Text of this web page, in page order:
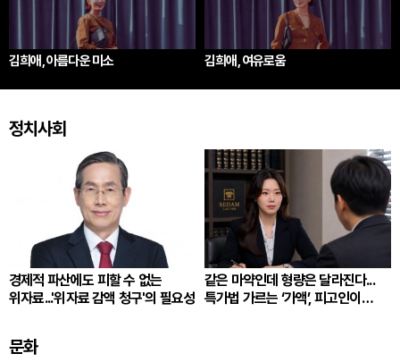
김희애, 아름다운 미소 김희애, 여유로움
정치사회
경제적 파산에도 피할 수 없는
위자료...'위자료 감액 청구'의 필요성
같은 마약인데 형량은 달라진다...
특가법 가르는 ‘가액’, 피고인이
문화